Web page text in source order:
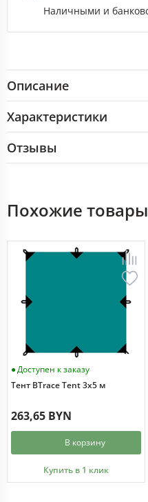
Наличными и
Описание
Характеристики
Отзывы
Похожие товары
Доступен к заказу
Тент BTrace Tent 3x5 м
263,65 BYN
В корзину
Купить в 1 клик